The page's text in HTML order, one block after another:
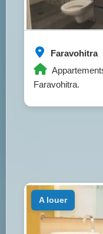
Faravohitra
Faravohitra.
a louer